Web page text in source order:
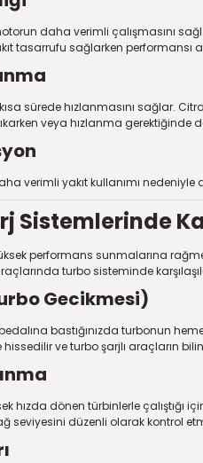
daha verimli çalışmasını
tasarrufu sağlarken performansı
sürede hızlanmasını sağlar.
veya hızlanma
verimli yakıt kullanımı
Sistemlerinde
performans sunmalarına
turbo sisteminde
Gecikmesi)
bastığınızda turbonun
ve turbo şarjlı araçların
hızda dönen türbinlerle çalıştığı
seviyesini düzenli olarak kontrol